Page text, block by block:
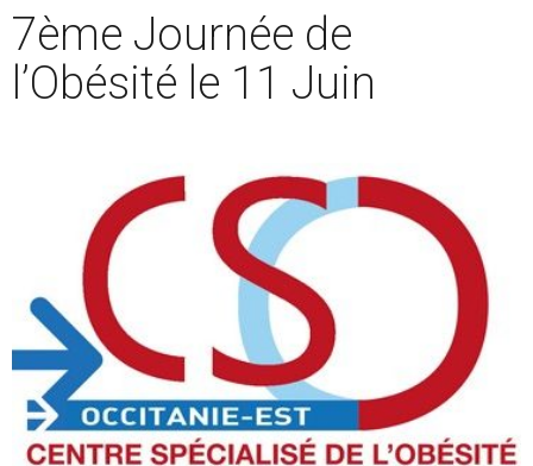
7ème Journée de
l’Obésité le 11 Juin